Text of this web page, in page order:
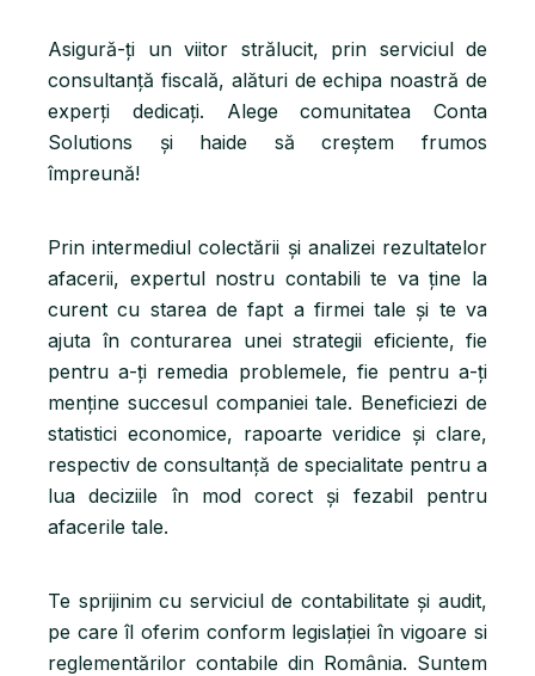
Asigură-ți un viitor strălucit, prin serviciul de
consultanță fiscală, alături de echipa noastră de
experți dedicați. Alege comunitatea Conta
Solutions și haide să creștem frumos
împreună!
Prin intermediul colectării și analizei rezultatelor
afacerii, expertul nostru contabili te va ține la
curent cu starea de fapt a firmei tale și te va
ajuta în conturarea unei strategii eficiente, fie
pentru a-ți remedia problemele, fie pentru a-ți
menține succesul companiei tale. Beneficiezi de
statistici economice, rapoarte veridice și clare,
respectiv de consultanță de specialitate pentru a
lua deciziile în mod corect și fezabil pentru
afacerile tale.
Te sprijinim cu serviciul de contabilitate și audit,
pe care îl oferim conform legislației în vigoare si
reglementărilor contabile din România. Suntem